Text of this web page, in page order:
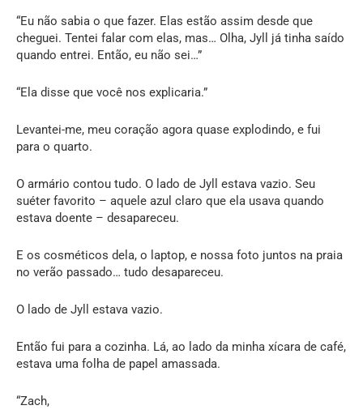
“Eu não sabia o que fazer. Elas estão assim desde que
cheguei. Tentei falar com elas, mas… Olha, Jyll já tinha saído
quando entrei. Então, eu não sei…”
“Ela disse que você nos explicaria.”
Levantei-me, meu coração agora quase explodindo, e fui
para o quarto.
O armário contou tudo. O lado de Jyll estava vazio. Seu
suéter favorito – aquele azul claro que ela usava quando
estava doente – desapareceu.
E os cosméticos dela, o laptop, e nossa foto juntos na praia
no verão passado… tudo desapareceu.
O lado de Jyll estava vazio.
Então fui para a cozinha. Lá, ao lado da minha xícara de café,
estava uma folha de papel amassada.
“Zach,